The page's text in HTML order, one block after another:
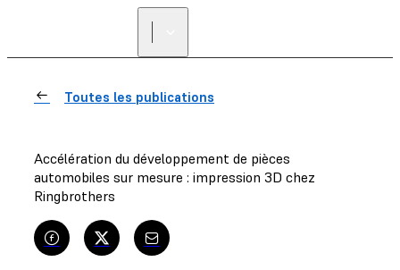
Toutes les publications
Accélération du développement de pièces
automobiles sur mesure : impression 3D chez
Ringbrothers